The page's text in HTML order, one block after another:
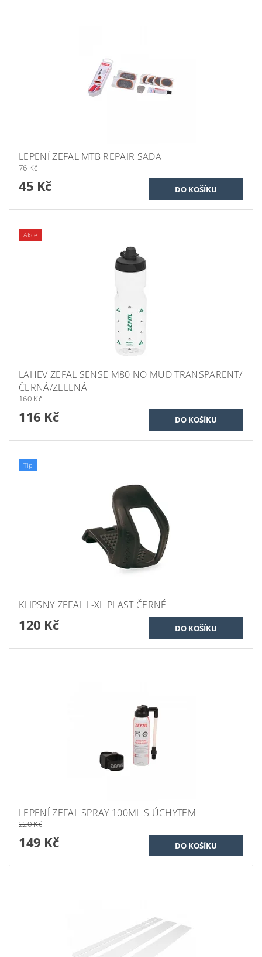
LEPENÍ ZEFAL MTB REPAIR SADA
76 Kč
45 Kč
Akce
LAHEV ZEFAL SENSE M80 NO MUD TRANSPARENT/
ČERNÁ/ZELENÁ
160 Kč
116 Kč
Tip
KLIPSNY ZEFAL L-XL PLAST ČERNÉ
120 Kč
LEPENÍ ZEFAL SPRAY 100ML S ÚCHYTEM
220 Kč
149 Kč